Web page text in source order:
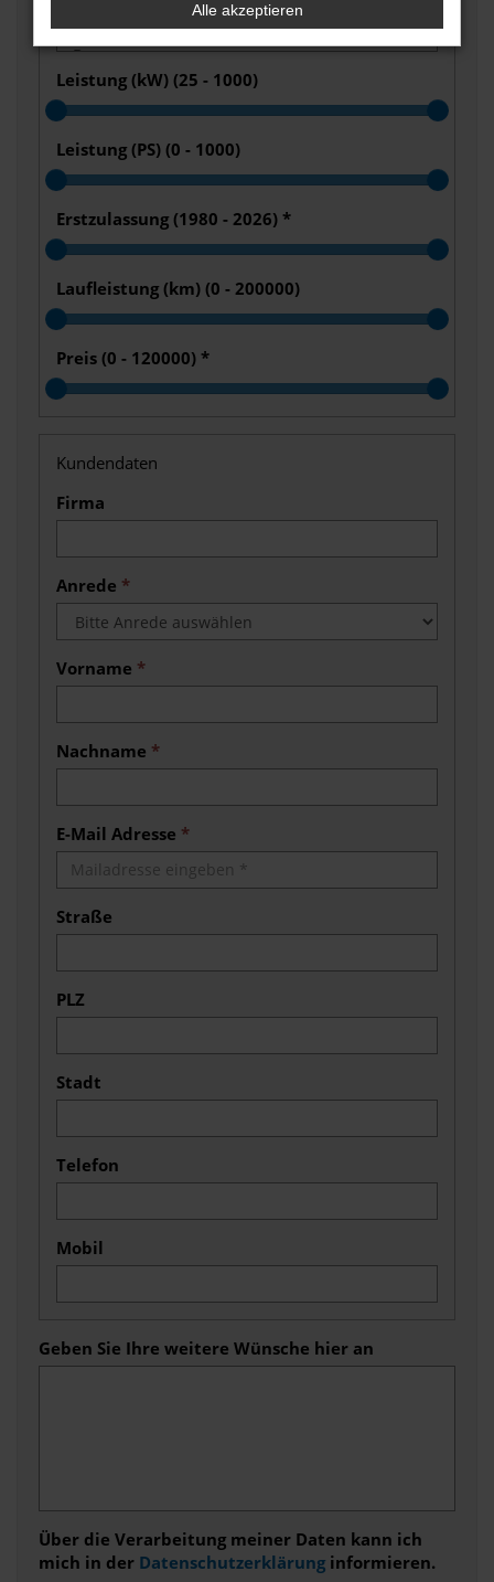
Leistung (kW) (25 - 1000)
Leistung (PS) (0 - 1000)
Erstzulassung (1980 - 2026) *
Laufleistung (km) (0 - 200000)
Preis (0 - 120000) *
Kundendaten
Firma
Anrede *
Vorname *
Nachname *
E-Mail Adresse *
Straße
PLZ
Stadt
Telefon
Mobil
Geben Sie Ihre weitere Wünsche hier an
Über die Verarbeitung meiner Daten kann ich
mich in der Datenschutzerklärung informieren.
Alle akzeptieren